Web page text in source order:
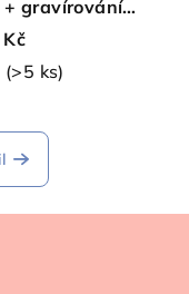
+ gravírování
| vyměnitelná
(>5 ks)